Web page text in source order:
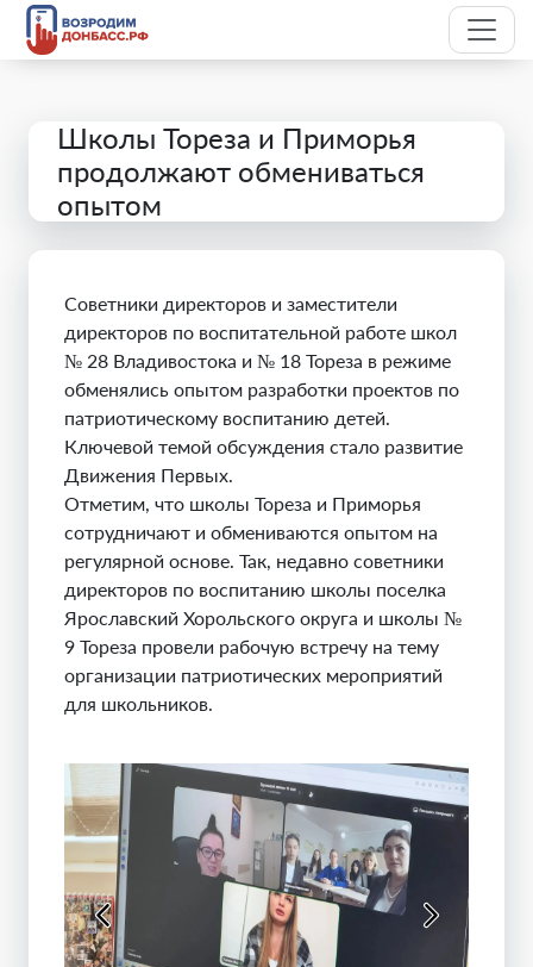
Школы Тореза и Приморья
продолжают обмениваться
опытом
Советники директоров и заместители
директоров по воспитательной работе школ
№ 28 Владивостока и № 18 Тореза в режиме
обменялись опытом разработки проектов по
патриотическому воспитанию детей.
Ключевой темой обсуждения стало развитие
Движения Первых.
Отметим, что школы Тореза и Приморья
сотрудничают и обмениваются опытом на
регулярной основе. Так, недавно советники
директоров по воспитанию школы поселка
Ярославский Хорольского округа и школы №
9 Тореза провели рабочую встречу на тему
организации патриотических мероприятий
для школьников.